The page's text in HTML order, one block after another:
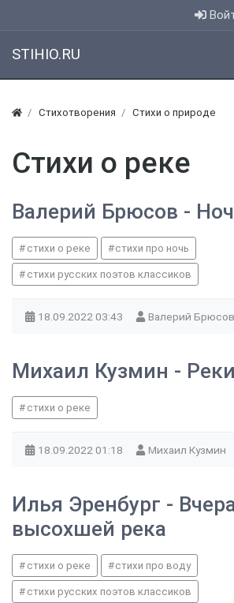
STIHIO.RU
Стихотворения Стихи о природе
Стихи о реке
Валерий Брюсов -
стихи о реке стихи про ночь
стихи русских поэтов классиков
18.09.2022 03:43 Валерий Брюсов
Михаил Кузмин - Реки
стихи о реке
18.09.2022 01:18 Михаил Кузмин
Илья Эренбург -
высохшей река
стихи о реке стихи про воду
стихи русских поэтов классиков